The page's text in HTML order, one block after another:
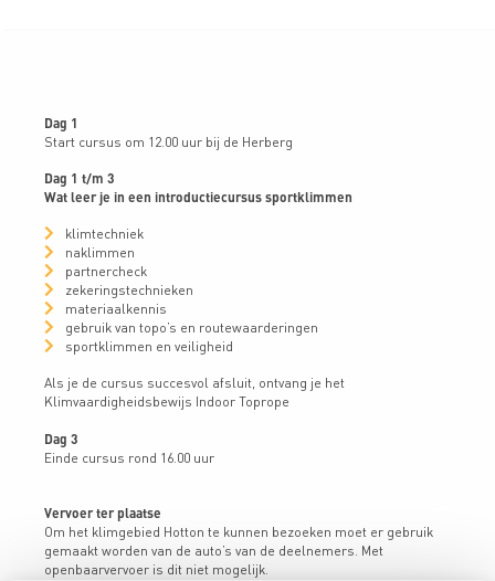
Dag 1
Start cursus om 12.00 uur bij de Herberg
Dag 1 t/m 3
Wat leer je in een introductiecursus sportklimmen
klimtechniek
naklimmen
partnercheck
zekeringstechnieken
materiaalkennis
gebruik van topo’s en routewaarderingen
sportklimmen en veiligheid
Als je de cursus succesvol afsluit, ontvang je het
Klimvaardigheidsbewijs Indoor Toprope
Dag 3
Einde cursus rond 16.00 uur
Vervoer ter plaatse
Om het klimgebied Hotton te kunnen bezoeken moet er gebruik
gemaakt worden van de auto’s van de deelnemers. Met
openbaarvervoer is dit niet mogelijk.